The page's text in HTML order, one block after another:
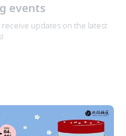
events
updates on the latest